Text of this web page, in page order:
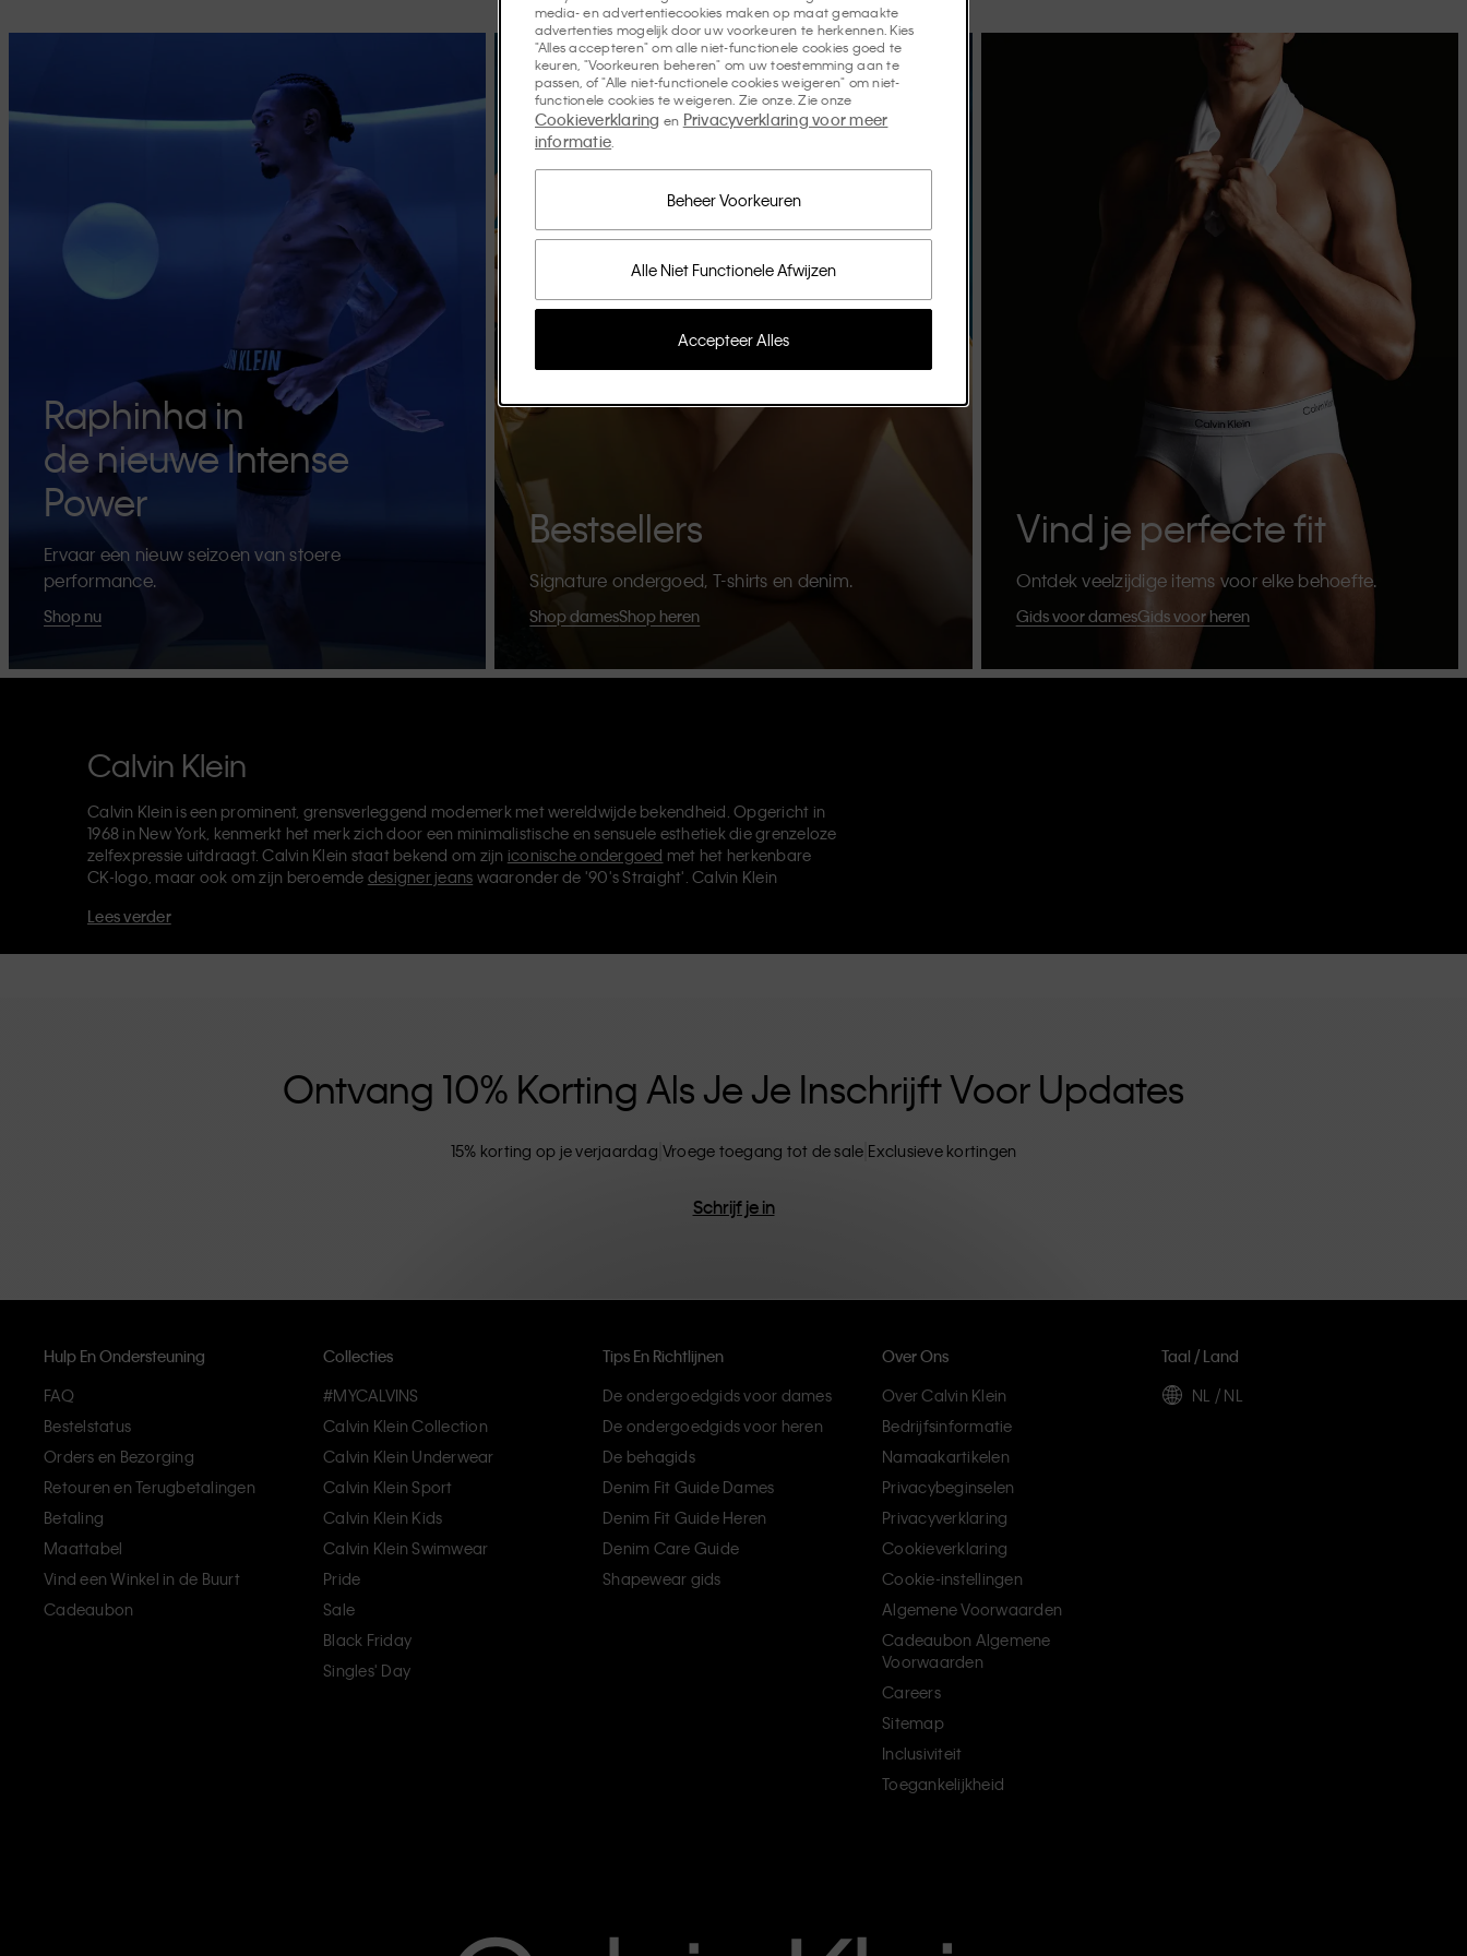
Raphinha in
de nieuwe Intense
Power
Ervaar een nieuw seizoen van stoere
performance.
Shop nu
Bestsellers
Signature ondergoed, T-shirts en denim.
Shop damesShop heren
Vind je perfecte fit
Ontdek veelzijdige items voor elke behoefte.
Gids voor damesGids voor heren
Calvin Klein
Calvin Klein is een prominent, grensverleggend modemerk met wereldwijde bekendheid. Opgericht in
1968 in New York, kenmerkt het merk zich door een minimalistische en sensuele esthetiek die grenzeloze
zelfexpressie uitdraagt. Calvin Klein staat bekend om zijn iconische ondergoed met het herkenbare
CK-logo, maar ook om zijn beroemde designer jeans waaronder de '90's Straight'. Calvin Klein
van de CK-labels - Calvin Klein, Calvin Klein Jeans, Calvin Klein Underwear,
Lees verder
Ontvang 10% Korting Als Je Je Inschrijft Voor Updates
15% korting op je verjaardag Vroege toegang tot de sale Exclusieve kortingen
Schrijf je in
Hulp En Ondersteuning
FAQ
Bestelstatus
Orders en Bezorging
Retouren en Terugbetalingen
Betaling
Maattabel
Vind een Winkel in de Buurt
Cadeaubon
Collecties
#MYCALVINS
Calvin Klein Collection
Calvin Klein Underwear
Calvin Klein Sport
Calvin Klein Kids
Calvin Klein Swimwear
Pride
Sale
Black Friday
Singles' Day
Tips En Richtlijnen
De ondergoedgids voor dames
De ondergoedgids voor heren
De behagids
Denim Fit Guide Dames
Denim Fit Guide Heren
Denim Care Guide
Shapewear gids
Over Ons
Over Calvin Klein
Bedrijfsinformatie
Namaakartikelen
Privacybeginselen
Privacyverklaring
Cookieverklaring
Cookie-instellingen
Algemene Voorwaarden
Cadeaubon Algemene
Voorwaarden
Careers
Sitemap
Inclusiviteit
Toegankelijkheid
Taal / Land
NL / NL
media- en advertentiecookies maken op maat gemaakte
advertenties mogelijk door uw voorkeuren te herkennen. Kies
"Alles accepteren" om alle niet-functionele cookies goed te
keuren, "Voorkeuren beheren" om uw toestemming aan te
passen, of "Alle niet-functionele cookies weigeren" om niet-
functionele cookies te weigeren. Zie onze. Zie onze
Cookieverklaring en Privacyverklaring voor meer
informatie
Alle Niet Functionele Afwijzen
Beheer Voorkeuren
Accepteer Alles